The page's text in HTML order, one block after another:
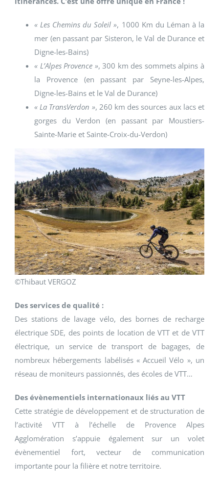
« Les Chemins du Soleil », 1000 Km du Léman à la
mer (en passant par Sisteron, le Val de Durance et
Digne-les-Bains)
« L’Alpes Provence », 300 km des sommets alpins à
la Provence (en passant par Seyne-les-Alpes,
Digne-les-Bains et le Val de Durance)
« La TransVerdon », 260 km des sources aux lacs et
gorges du Verdon (en passant par Moustiers-
Sainte-Marie et Sainte-Croix-du-Verdon)
©Thibaut VERGOZ
Des services de qualité :
Des stations de lavage vélo, des bornes de recharge
électrique SDE, des points de location de VTT et de VTT
électrique, un service de transport de bagages, de
nombreux hébergements labélisés « Accueil Vélo », un
réseau de moniteurs passionnés, des écoles de VTT…
Des évènementiels internationaux liés au VTT
Cette stratégie de développement et de structuration de
l’activité VTT à l’échelle de Provence Alpes
Agglomération s’appuie également sur un volet
évènementiel fort, vecteur de communication
importante pour la filière et notre territoire.